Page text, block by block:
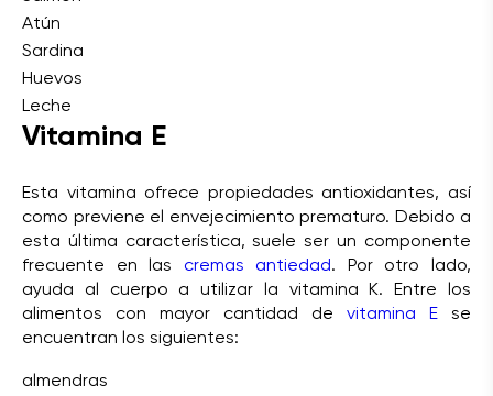
Atún
Sardina
Huevos
Leche
Vitamina E
Esta vitamina ofrece propiedades antioxidantes, así
como previene el envejecimiento prematuro. Debido a
esta última característica, suele ser un componente
frecuente en las cremas antiedad. Por otro lado,
ayuda al cuerpo a utilizar la vitamina K. Entre los
alimentos con mayor cantidad de vitamina E se
encuentran los siguientes:
almendras